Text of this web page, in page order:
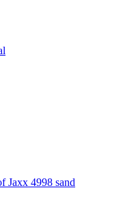
Jaxx 4998 sand